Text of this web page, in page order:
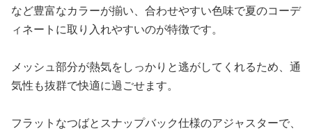
など豊富なカラーが揃い、合わせやすい色味で夏のコーデ
ィネートに取り入れやすいのが特徴です。
メッシュ部分が熱気をしっかりと逃がしてくれるため、通
気性も抜群で快適に過ごせます。
フラットなつばとスナップバック仕様のアジャスターで、